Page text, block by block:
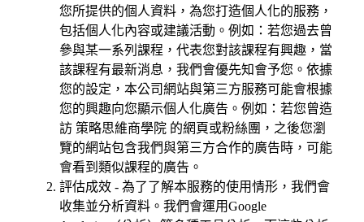
您所提供的個人資料，為您打造個人化的服務，
包括個人化內容或建議活動。例如：若您過去曾
參與某一系列課程，代表您對該課程有興趣，當
該課程有最新消息，我們會優先知會予您。依據
您的設定，本公司網站與第三方服務可能會根據
您的興趣向您顯示個人化廣告。例如：若您曾造
訪 策略思維商學院 的網頁或粉絲團，之後您瀏
覽的網站包含我們與第三方合作的廣告時，可能
會看到類似課程的廣告。
評估成效 - 為了了解本服務的使用情形，我們會
收集並分析資料。我們會運用Google